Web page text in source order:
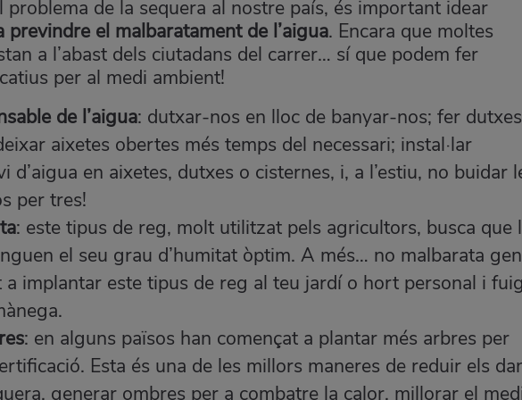
problema de la sequera al nostre país, és important idear
previndre el malbaratament de l’aigua. Encara que moltes
a l’abast dels ciutadans del carrer… sí que podem fer
per al medi ambient!
de l’aigua: dutxar-nos en lloc de banyar-nos; fer dutxes
aixetes obertes més temps del necessari; instal·lar
d’aigua en aixetes, dutxes o cisternes, i, a l’estiu, no buidar
per tres!
: este tipus de reg, molt utilitzat pels agricultors, busca que
el seu grau d’humitat òptim. A més… no malbarata
a implantar este tipus de reg al teu jardí o hort personal i fuig
: en alguns països han començat a plantar més arbres per
Esta és una de les millors maneres de reduir els
generar ombres per a combatre la calor, millorar el